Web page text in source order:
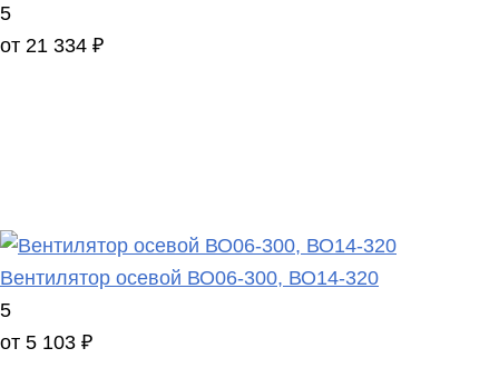
5
от 21 334 ₽
Вентилятор осевой ВО06-300, ВО14-320
5
от 5 103 ₽